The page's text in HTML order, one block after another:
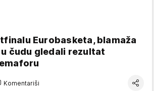
Eurobasketa, blamaža
čudu gledali rezultat
Komentariši